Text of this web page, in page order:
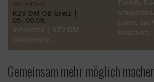
Tschêl,
Jahre,
Besitzer!…
2026-08-01
RZV DM OB Greiz |
05.-06.09.
Infoseite | RZV DM
Obedience…
Gemeinsam mehr möglich